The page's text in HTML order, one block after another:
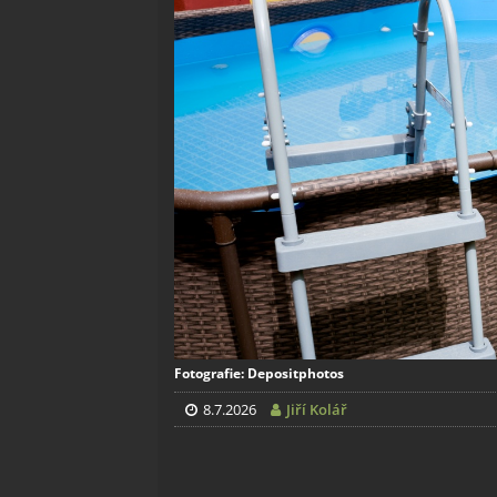
Fotografie: Depositphotos
8.7.2026 Jiří Kolář